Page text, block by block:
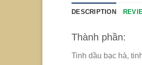
DESCRIPTION
Thành phần:
Tinh dầu bạc hà,